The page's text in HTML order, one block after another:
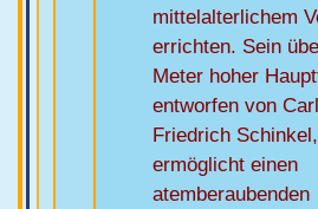
mittelalterlichem
errichten. Sein
Meter hoher
entworfen von Carl
Friedrich Schinkel,
ermöglicht einen
atemberaubenden